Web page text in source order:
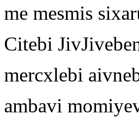
me mesmis
Citebi
mercxlebi
ambavi